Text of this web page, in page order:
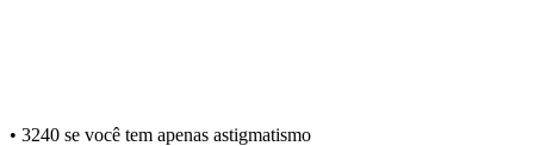
• 3240 se você tem apenas astigmatismo